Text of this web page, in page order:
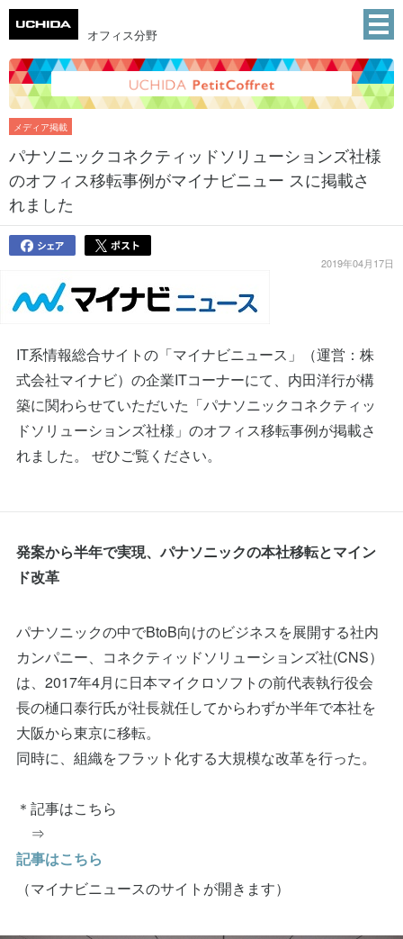
オフィス分野
メディア掲載
パナソニックコネクティッドソリューションズ社様
のオフィス移転事例がマイナビニュー スに掲載さ
れました
2019年04月17日
IT系情報総合サイトの「マイナビニュース」（運営：株
式会社マイナビ）の企業ITコーナーにて、内田洋行が構
築に関わらせていただいた「パナソニックコネクティッ
ドソリューションズ社様」のオフィス移転事例が掲載さ
れました。 ぜひご覧ください。
発案から半年で実現、パナソニックの本社移転とマイン
ド改革
パナソニックの中でBtoB向けのビジネスを展開する社内
カンパニー、コネクティッドソリューションズ社(CNS）
は、2017年4月に日本マイクロソフトの前代表執行役会
長の樋口泰行氏が社長就任してからわずか半年で本社を
大阪から東京に移転。
同時に、組織をフラット化する大規模な改革を行った。
＊記事はこちら
⇒
記事はこちら
（マイナビニュースのサイトが開きます）